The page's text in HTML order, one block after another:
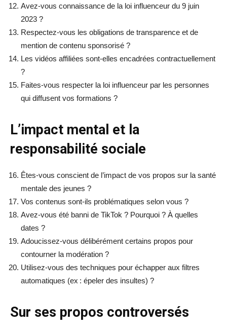
Avez-vous connaissance de la loi influenceur du 9 juin
2023 ?
Respectez-vous les obligations de transparence et de
mention de contenu sponsorisé ?
Les vidéos affiliées sont-elles encadrées contractuellement
?
Faites-vous respecter la loi influenceur par les personnes
qui diffusent vos formations ?
L’impact mental et la
responsabilité sociale
Êtes-vous conscient de l’impact de vos propos sur la santé
mentale des jeunes ?
Vos contenus sont-ils problématiques selon vous ?
Avez-vous été banni de TikTok ? Pourquoi ? À quelles
dates ?
Adoucissez-vous délibérément certains propos pour
contourner la modération ?
Utilisez-vous des techniques pour échapper aux filtres
automatiques (ex : épeler des insultes) ?
Sur ses propos controversés